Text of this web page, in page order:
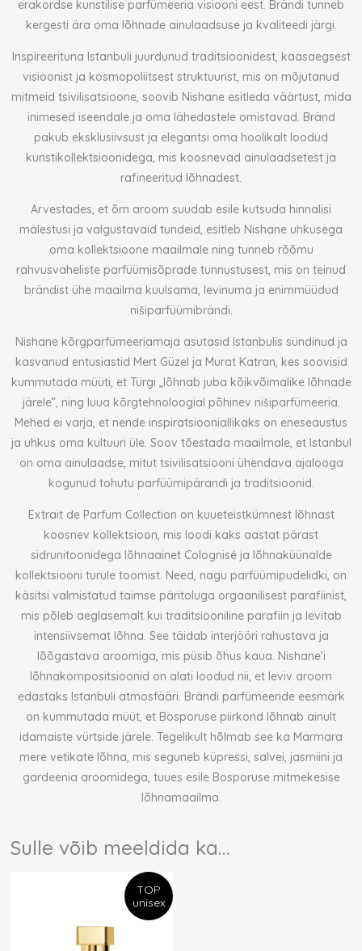
erakordse kunstilise parfümeeria visiooni eest. Brändi tunneb
kergesti ära oma lõhnade ainulaadsuse ja kvaliteedi järgi.
Inspireerituna Istanbuli juurdunud traditsioonidest, kaasaegsest
visioonist ja kosmopoliitsest struktuurist, mis on mõjutanud
mitmeid tsivilisatsioone, soovib Nishane esitleda väärtust, mida
inimesed iseendale ja oma lähedastele omistavad. Bränd
pakub eksklusiivsust ja elegantsi oma hoolikalt loodud
kunstikollektsioonidega, mis koosnevad ainulaadsetest ja
rafineeritud lõhnadest.
Arvestades, et õrn aroom suudab esile kutsuda hinnalisi
mälestusi ja valgustavaid tundeid, esitleb Nishane uhkusega
oma kollektsioone maailmale ning tunneb rõõmu
rahvusvaheliste parfüümisõprade tunnustusest, mis on teinud
brändist ühe maailma kuulsama, levinuma ja enimmüüdud
nišiparfüümibrändi.
Nishane kõrgparfümeeriamaja asutasid Istanbulis sündinud ja
kasvanud entusiastid Mert Güzel ja Murat Katran, kes soovisid
kummutada müüti, et Türgi „lõhnab juba kõikvõimalike lõhnade
järele”, ning luua kõrgtehnoloogial põhinev nišiparfümeeria.
Mehed ei varja, et nende inspiratsiooniallikaks on eneseaustus
ja uhkus oma kultuuri üle. Soov tõestada maailmale, et Istanbul
on oma ainulaadse, mitut tsivilisatsiooni ühendava ajalooga
kogunud tohutu parfüümipärandi ja traditsioonid.
Extrait de Parfum Collection on kuueteistkümnest lõhnast
koosnev kollektsioon, mis loodi kaks aastat pärast
sidrunitoonidega lõhnaainet Colognisé ja lõhnaküünalde
kollektsiooni turule toomist. Need, nagu parfüümipudelidki, on
käsitsi valmistatud taimse päritoluga orgaanilisest parafiinist,
mis põleb aeglasemalt kui traditsiooniline parafiin ja levitab
intensiivsemat lõhna. See täidab interjööri rahustava ja
lõõgastava aroomiga, mis püsib õhus kaua. Nishane’i
lõhnakompositsioonid on alati loodud nii, et leviv aroom
edastaks Istanbuli atmosfääri. Brändi parfümeeride eesmärk
on kummutada müüt, et Bosporuse piirkond lõhnab ainult
idamaiste vürtside järele. Tegelikult hõlmab see ka Marmara
mere vetikate lõhna, mis seguneb küpressi, salvei, jasmiini ja
gardeenia aroomidega, tuues esile Bosporuse mitmekesise
lõhnamaailma.
Sulle võib meeldida ka…
TOP
unisex